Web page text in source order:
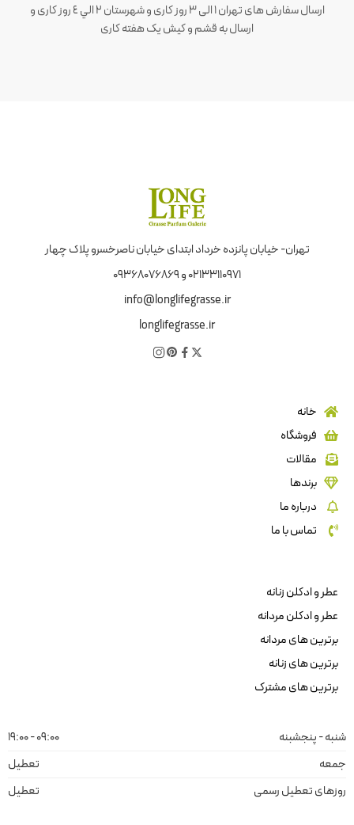
ارسال سفارش های تهران 1 الی 3 روز کاری و شهرستان ٢ الي ٤ روز کاری و
ارسال به قشم و کیش یک هفته کاری
تهران- خیابان پانزده خرداد ابتدای خیابان ناصرخسرو پلاک چهار
02133110971 و 09368076869
info@longlifegrasse.ir
longlifegrasse.ir
خانه
فروشگاه
مقالات
برندها
درباره ما
تماس با ما
عطر و ادکلن زنانه
عطر و ادکلن مردانه
برترین های مردانه
برترین های زنانه
برترین های مشترک
شنبه - پنجشبنه
09:00 - 19:00
جمعه
تعطیل
روزهای تعطیل رسمی
تعطیل